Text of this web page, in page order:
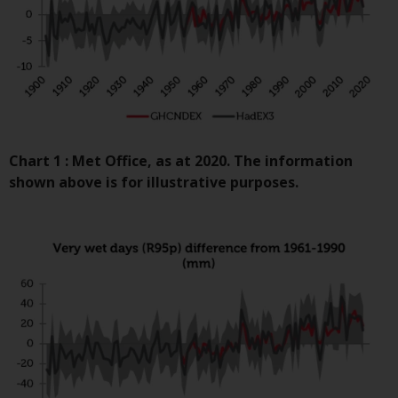
möglicherweise Zugang zu
Informationen über Redwheel
Investmentgesellschaft, die als
„Société d’Investissement à
Capital Variable“ nach
von Redwheel Funds, auf die auf
Verkaufsprospekt angeboten. Der
Verkaufsprospekt enthält
vollständigere Informationen
Chart 1 : Met Office, as at 2020. The information
shown above is for illustrative purposes.